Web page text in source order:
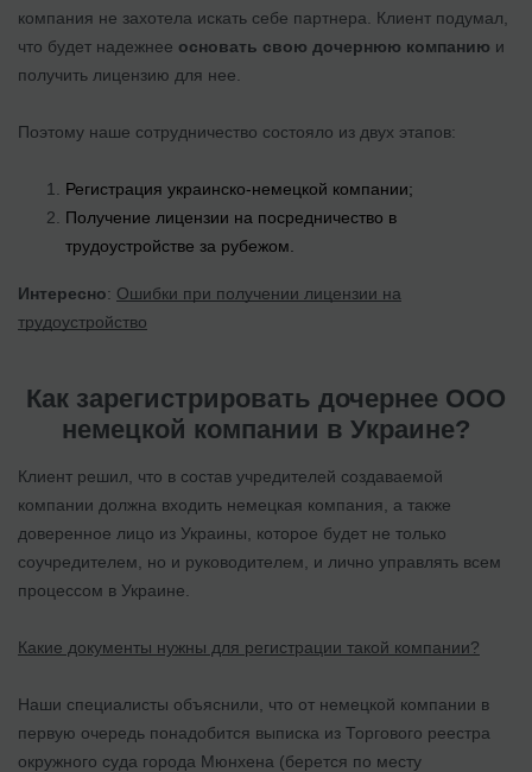
компания не захотела искать себе партнера. Клиент подумал,
что будет надежнее основать свою дочернюю компанию и
получить лицензию для нее.
Поэтому наше сотрудничество состояло из двух этапов:
Регистрация украинско-немецкой компании;
Получение лицензии на посредничество в
трудоустройстве за рубежом.
Интересно: Ошибки при получении лицензии на
трудоустройство
Как зарегистрировать дочернее ООО
немецкой компании в Украине?
Клиент решил, что в состав учредителей создаваемой
компании должна входить немецкая компания, а также
доверенное лицо из Украины, которое будет не только
соучредителем, но и руководителем, и лично управлять всем
процессом в Украине.
Какие документы нужны для регистрации такой компании?
Наши специалисты объяснили, что от немецкой компании в
первую очередь понадобится выписка из Торгового реестра
окружного суда города Мюнхена (берется по месту